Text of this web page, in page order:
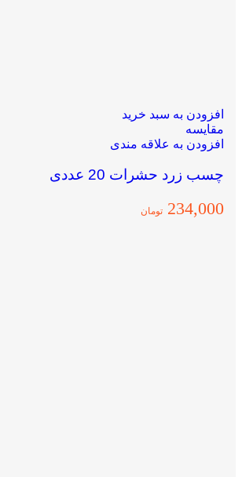
افزودن به سبد خرید
مقایسه
افزودن به علاقه مندی
چسب زرد حشرات 20 عددی
234,000 تومان